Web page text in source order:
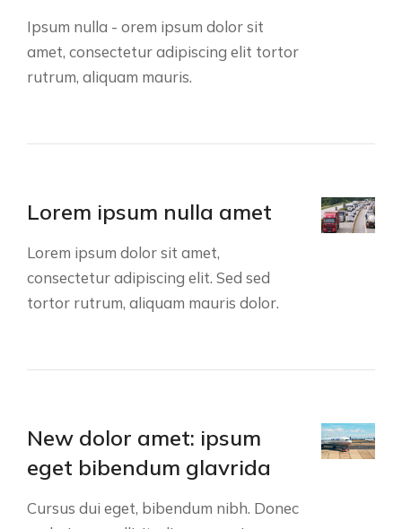
Ipsum nulla - orem ipsum dolor sit
amet, consectetur adipiscing elit tortor
rutrum, aliquam mauris.
Lorem ipsum nulla amet
Lorem ipsum dolor sit amet,
consectetur adipiscing elit. Sed sed
tortor rutrum, aliquam mauris dolor.
New dolor amet: ipsum
eget bibendum glavrida
Сursus dui eget, bibendum nibh. Donec